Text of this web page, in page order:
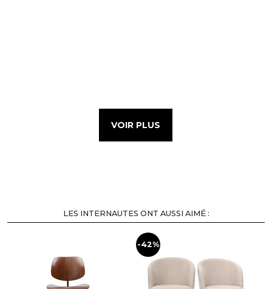
VOIR PLUS
LES INTERNAUTES ONT AUSSI AIMÉ :
-42%